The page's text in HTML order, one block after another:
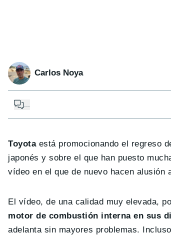
Carlos Noya
Toyotaestá promocionando el regreso
japonés y sobre el que han puesto
vídeo en el que de nuevo hacen alusión
El vídeo, de una calidad muy elevada,
motor de combustión interna en sus
adelanta sin mayores problemas.